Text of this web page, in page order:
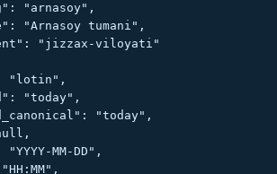
"arnasoy",
"Arnasoy tumani",
"jizzax-viloyati"
"lotin",
"today",
"today",
"YYYY-MM-DD",